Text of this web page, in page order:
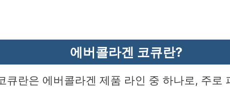
에버콜라겐 코큐란?
큐란은 에버콜라겐 제품 라인 중 하나로, 주로